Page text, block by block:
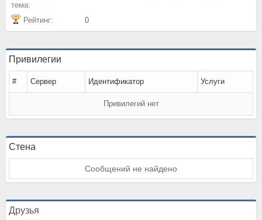
тема:
Рейтинг: 0
Привилегии
# Сервер Идентификатор Услуги
Привилегий нет
Стена
Сообщений не найдено
Друзья